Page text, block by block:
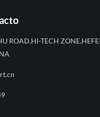
ROAD,HI-TECH